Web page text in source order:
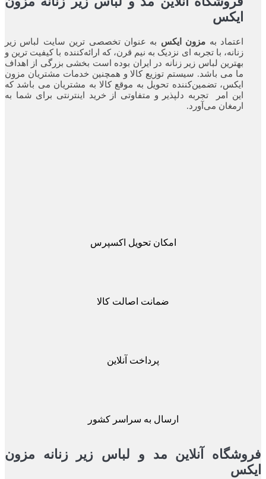
ایکس
اعتماد بهمزون ایکس به عنوان تخصصی ترین سایت لباس زیر
زنانه، با تجربه ای نزدیک به نیم قرن، که ارائه‌کننده با کیفیت ترین و
بهترین لباس زیر زنانه در ایران بوده ‌است بخشی بزرگی از اهداف
ما می باشد. سیستم توزیع کالا و همچنین خدمات مشتریان مزون
ایکس، تضمین‌کننده‌ تحویل به موقع کالا به مشتریان می باشد که
این امر تجربه‌ دلپذیر و متفاوتی از خرید اینترنتی برای شما به
ارمغان می‌آورد.
امکان تحویل اکسپرس
ضمانت اصالت کالا
پرداخت آنلاین
ارسال به سراسر کشور
آنلاین مد و لباس زیر زنانه مزون